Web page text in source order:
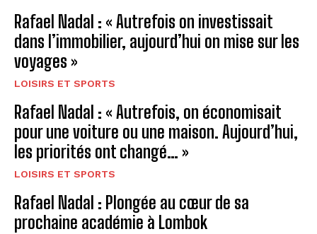
Rafael Nadal : « Autrefois on investissait
dans l’immobilier, aujourd’hui on mise sur les
voyages »
LOISIRS ET SPORTS
Rafael Nadal : « Autrefois, on économisait
pour une voiture ou une maison. Aujourd’hui,
les priorités ont changé… »
LOISIRS ET SPORTS
Rafael Nadal : Plongée au cœur de sa
prochaine académie à Lombok